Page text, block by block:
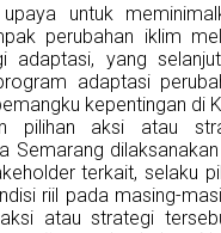
untuk
perubahan iklim
adaptasi, yang
adaptasi
kepentingan di
pilihan aksi atau
Semarang
terkait, selaku
riil pada masing-
atau strategi